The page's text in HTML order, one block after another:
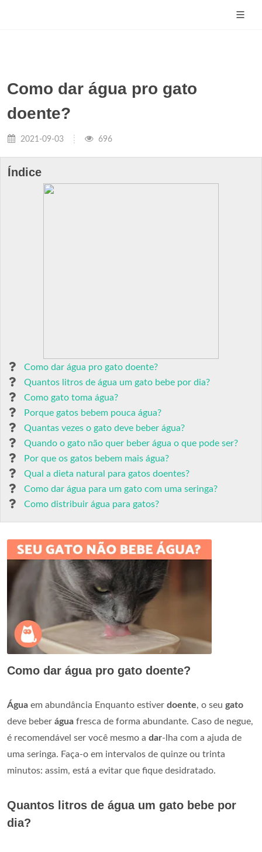
Como dar água pro gato
doente?
2021-09-03 696
Índice
Como dar água pro gato doente?
Quantos litros de água um gato bebe por dia?
Como gato toma água?
Porque gatos bebem pouca água?
Quantas vezes o gato deve beber água?
Quando o gato não quer beber água o que pode ser?
Por que os gatos bebem mais água?
Qual a dieta natural para gatos doentes?
Como dar água para um gato com uma seringa?
Como distribuir água para gatos?
Como dar água pro gato doente?
Água em abundância Enquanto estiver doente, o seu gato
deve beber água fresca de forma abundante. Caso de negue,
é recomendável ser você mesmo a dar-lha com a ajuda de
uma seringa. Faça-o em intervalos de quinze ou trinta
minutos: assim, está a evitar que fique desidratado.
Quantos litros de água um gato bebe por
dia?